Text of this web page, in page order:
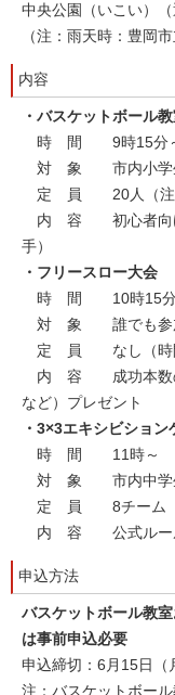
中央公園（いこい）
（注：雨天時：豊岡
内容
・バスケットボール
時 間 9時15分
対 象 市内小学
定 員 20人（注：
内 容 初心者向け
手）
・フリースロー大会
時 間 10時15分
対 象 誰でも参
定 員 なし（時間
内 容 成功本数の
など）プレゼント
・3×3エキシビション
時 間 11時～
対 象 市内中学生
定 員 8チーム（
内 容 公式ルール
申込方法
バスケットボール教
は事前申込必要
申込締切：6月15日（
注：バスケットボー